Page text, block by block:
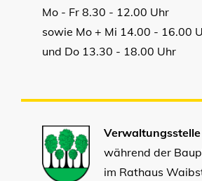
Mo - Fr 8.30 - 12.00 Uhr
sowie Mo + Mi 14.00 - 16.00
und Do 13.30 - 18.00 Uhr
Verwaltungsstelle
während der
im Rathaus